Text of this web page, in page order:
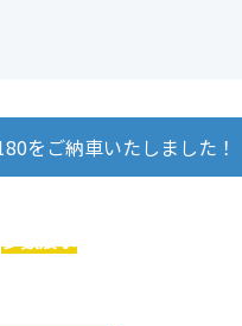
をご納車いたしました！